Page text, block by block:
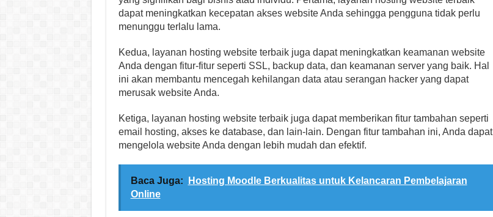
dapat meningkatkan kecepatan akses website Anda sehingga pengguna tidak perlu
menunggu terlalu lama.
Kedua, layanan hosting website terbaik juga dapat meningkatkan keamanan website
Anda dengan fitur-fitur seperti SSL, backup data, dan keamanan server yang baik. Hal
ini akan membantu mencegah kehilangan data atau serangan hacker yang dapat
merusak website Anda.
Ketiga, layanan hosting website terbaik juga dapat memberikan fitur tambahan seperti
email hosting, akses ke database, dan lain-lain. Dengan fitur tambahan ini, Anda dapat
mengelola website Anda dengan lebih mudah dan efektif.
Baca Juga:
Hosting Moodle Berkualitas untuk Kelancaran Pembelajaran
Online